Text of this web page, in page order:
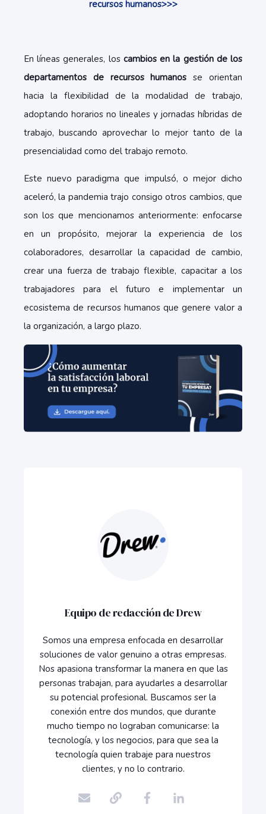
recursos humanos>>>
En líneas generales, los cambios en la gestión de los
departamentos de recursos humanos se orientan
hacia la flexibilidad de la modalidad de trabajo,
adoptando horarios no lineales y jornadas híbridas de
trabajo, buscando aprovechar lo mejor tanto de la
presencialidad como del trabajo remoto.
Este nuevo paradigma que impulsó, o mejor dicho
aceleró, la pandemia trajo consigo otros cambios, que
son los que mencionamos anteriormente: enfocarse
en un propósito, mejorar la experiencia de los
colaboradores, desarrollar la capacidad de cambio,
crear una fuerza de trabajo flexible, capacitar a los
trabajadores para el futuro e implementar un
ecosistema de recursos humanos que genere valor a
la organización, a largo plazo.
Equipo de redacción de Drew
Somos una empresa enfocada en desarrollar
soluciones de valor genuino a otras empresas.
Nos apasiona transformar la manera en que las
personas trabajan, para ayudarles a desarrollar
su potencial profesional. Buscamos ser la
conexión entre dos mundos, que durante
mucho tiempo no lograban comunicarse: la
tecnología, y los negocios, para que sea la
tecnología quien trabaje para nuestros
clientes, y no lo contrario.